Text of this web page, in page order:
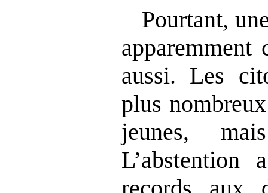
Pourtant,
apparemment
aussi. Les
plus
jeunes,
L’abstention